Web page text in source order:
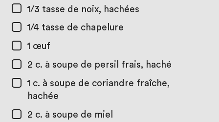
1/3 tasse de noix, hachées
1/4 tasse de chapelure
1 œuf
2 c. à soupe de persil frais, haché
1 c. à soupe de coriandre fraîche,
hachée
2 c. à soupe de miel